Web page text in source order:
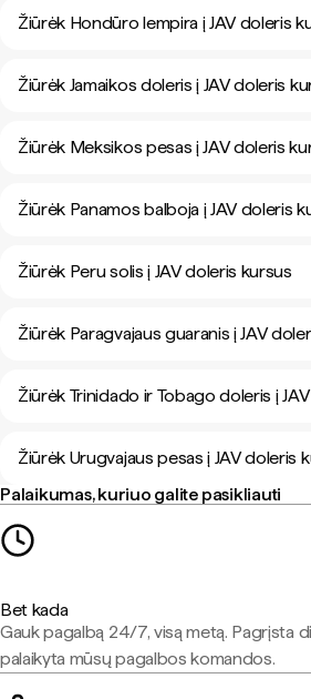
Žiūrėk Hondūro lempira į JAV doleris
Žiūrėk Jamaikos doleris į JAV doleris
Žiūrėk Meksikos pesas į JAV doleris
Žiūrėk Panamos balboja į JAV doleris
Žiūrėk Peru solis į JAV doleris kursus
Žiūrėk Paragvajaus guaranis į JAV
Žiūrėk Trinidado ir Tobago doleris į
Žiūrėk Urugvajaus pesas į JAV doleris
Palaikumas, kuriuo galite pasikliauti
Bet kada
Gauk pagalbą 24/7, visą metą. Pagrįsta
palaikyta mūsų pagalbos komandos.